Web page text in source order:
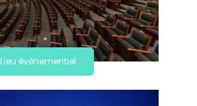
Lieu évènementiel